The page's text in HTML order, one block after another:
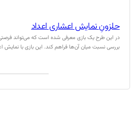
حلزونِ نمایش اعشاری اعداد
در این طرح یک بازی معرفی شده است که می‌تواند
بررسی نسبت میان آن‌ها فراهم کند. این بازی با نمایش